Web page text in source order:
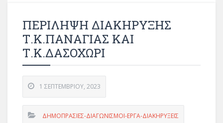
ΠΕΡΙΛΗΨΗ ΔΙΑΚΗΡΥΞΗΣ
Τ.Κ.ΠΑΝΑΓΙΑΣ ΚΑΙ
Τ.Κ.ΔΑΣΟΧΩΡΙ
1 ΣΕΠΤΕΜΒΡΊΟΥ, 2023
ΔΗΜΟΠΡΑΣΙΕΣ-ΔΙΑΓΩΝΙΣΜΟΙ-ΕΡΓΑ-ΔΙΑΚΗΡΥΞΕΙΣ